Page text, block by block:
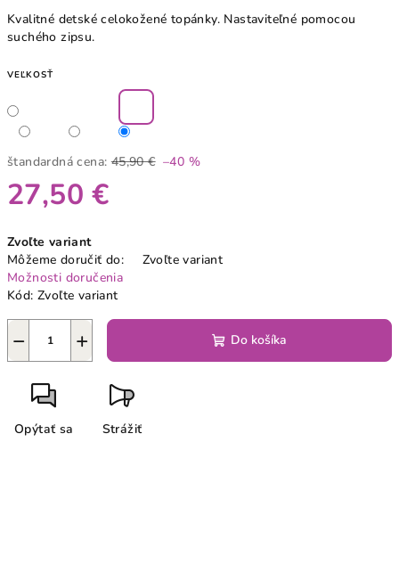
Kvalitné detské celokožené topánky. Nastaviteľné pomocou
suchého zipsu.
VEĽKOSŤ
štandardná cena: 45,90 € –40 %
27,50 €
cena:
Zvoľte variant
Môžeme doručiť do:
Zvoľte variant
Možnosti doručenia
Kód: Zvoľte variant
+
− Do košíka
Opýtať sa Strážiť